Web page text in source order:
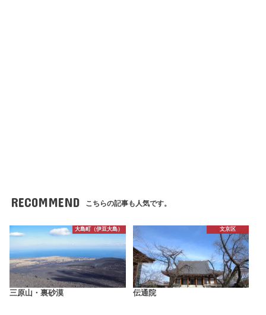
RECOMMEND こちらの記事も人気です。
大島町（伊豆大島）
三原山・裏砂漠
文京区
伝通院